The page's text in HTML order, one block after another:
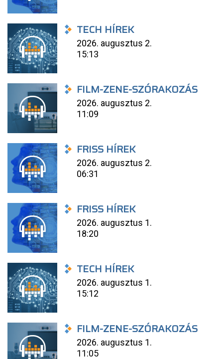
TECH HÍREK
2026. augusztus 2.
15:13
FILM-ZENE-SZÓRAKOZÁS
2026. augusztus 2.
11:09
FRISS HÍREK
2026. augusztus 2.
06:31
FRISS HÍREK
2026. augusztus 1.
18:20
TECH HÍREK
2026. augusztus 1.
15:12
FILM-ZENE-SZÓRAKOZÁS
2026. augusztus 1.
11:05